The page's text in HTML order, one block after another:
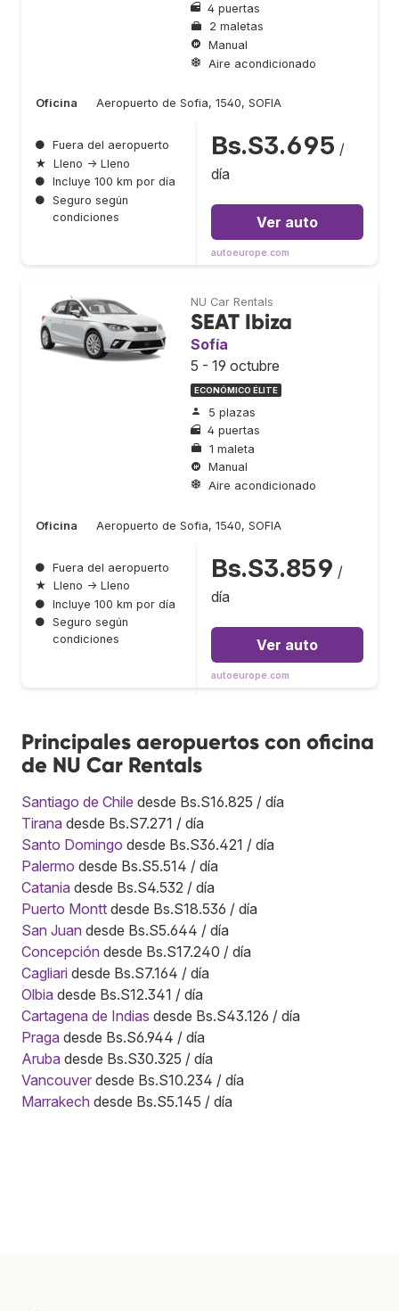
4 puertas
2 maletas
Manual
Aire acondicionado
Oficina Aeropuerto de Sofia, 1540, SOFIA
● Fuera del aeropuerto
★ Lleno → Lleno
● Incluye 100 km por día
● Seguro según
condiciones
Bs.S3.695 /
día
Ver auto
autoeurope.com
NU Car Rentals
SEAT Ibiza
Sofía
5 - 19 octubre
ECONÓMICO ÉLITE
5 plazas
4 puertas
1 maleta
Manual
Aire acondicionado
Oficina Aeropuerto de Sofia, 1540, SOFIA
● Fuera del aeropuerto
★ Lleno → Lleno
● Incluye 100 km por día
● Seguro según
condiciones
Bs.S3.859 /
día
Ver auto
autoeurope.com
Principales aeropuertos con oficina
de NU Car Rentals
Santiago de Chile desde Bs.S16.825 / día
Tirana desde Bs.S7.271 / día
Santo Domingo desde Bs.S36.421 / día
Palermo desde Bs.S5.514 / día
Catania desde Bs.S4.532 / día
Puerto Montt desde Bs.S18.536 / día
San Juan desde Bs.S5.644 / día
Concepción desde Bs.S17.240 / día
Cagliari desde Bs.S7.164 / día
Olbia desde Bs.S12.341 / día
Cartagena de Indias desde Bs.S43.126 / día
Praga desde Bs.S6.944 / día
Aruba desde Bs.S30.325 / día
Vancouver desde Bs.S10.234 / día
Marrakech desde Bs.S5.145 / día